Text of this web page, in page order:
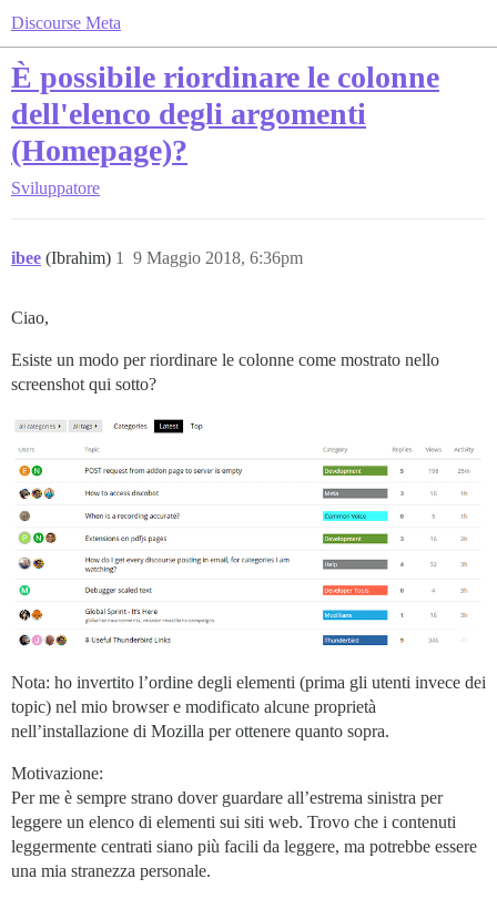
Discourse Meta
È possibile riordinare le colonne
dell'elenco degli argomenti
(Homepage)?
Sviluppatore
ibee (Ibrahim) 9 Maggio 2018, 6:36pm
1
Ciao,
Esiste un modo per riordinare le colonne come mostrato nello
screenshot qui sotto?
Nota: ho invertito l’ordine degli elementi (prima gli utenti invece dei
topic) nel mio browser e modificato alcune proprietà
nell’installazione di Mozilla per ottenere quanto sopra.
Motivazione:
Per me è sempre strano dover guardare all’estrema sinistra per
leggere un elenco di elementi sui siti web. Trovo che i contenuti
leggermente centrati siano più facili da leggere, ma potrebbe essere
una mia stranezza personale.